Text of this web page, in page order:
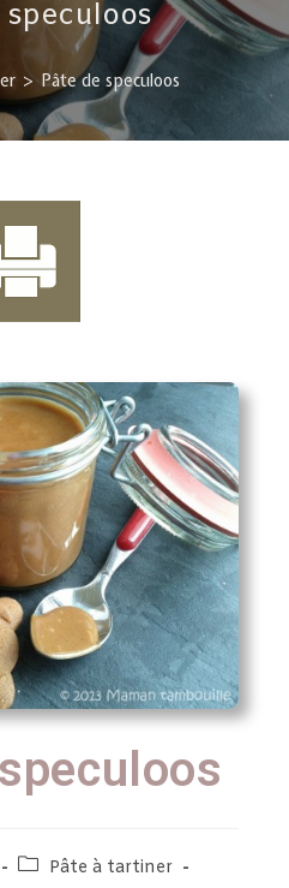
speculoos
> Pâte de speculoos
Pâte à tartiner